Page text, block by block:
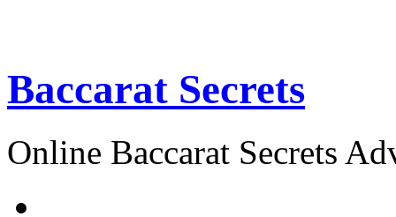
Baccarat Secrets
Online Baccarat Secrets